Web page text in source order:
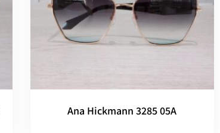
Ana Hickmann 3285 05A